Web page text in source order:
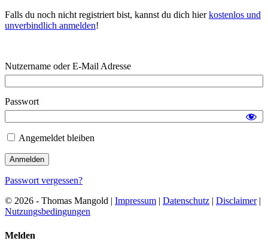
Falls du noch nicht registriert bist, kannst du dich hierkostenlos und
unverbindlich anmelden!
Nutzername oder E-Mail Adresse
Passwort
Angemeldet bleiben
Passwort vergessen?
© 2026 - Thomas Mangold | Impressum | Datenschutz | Disclaimer|
Nutzungsbedingungen
Melden